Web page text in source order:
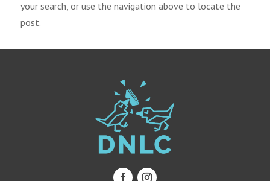
your search, or use the navigation above to locate the
post.